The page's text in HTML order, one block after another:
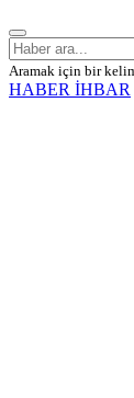
Aramak için bir
HABER İHBAR